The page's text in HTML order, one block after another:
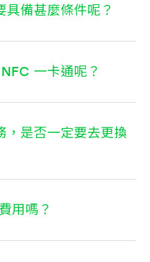
備甚麼條件呢？
一卡通呢？
，是否一定要去更換
用嗎？